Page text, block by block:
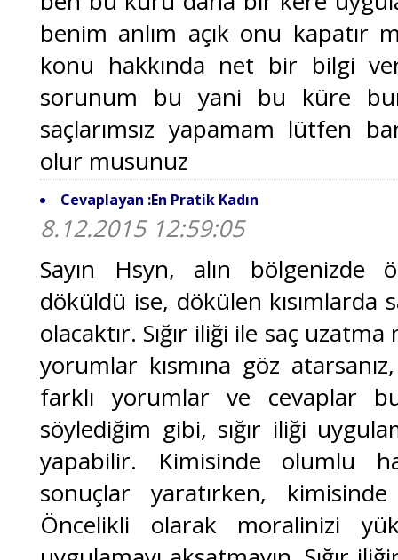
benim anlım açık onu kapatır
konu hakkında net bir bilgi
sorunum bu yani bu küre
saçlarımsız yapamam lütfen
olur musunuz
Cevaplayan :En Pratik Kadın
8.12.2015 12:59:05
Sayın Hsyn, alın bölgenizde
döküldü ise, dökülen kısımlarda
olacaktır. Sığır iliği ile saç
yorumlar kısmına göz
farklı yorumlar ve cevaplar
söylediğim gibi, sığır iliği
yapabilir. Kimisinde olumlu
sonuçlar yaratırken,
Öncelikli olarak moralinizi